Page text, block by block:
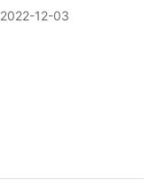
2022-12-03